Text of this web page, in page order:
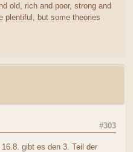
old, rich and poor, strong and
plentiful, but some theories
#303
gibt es den 3. Teil der